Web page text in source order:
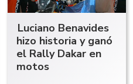
Luciano Benavides
hizo historia y ganó
el Rally Dakar en
motos